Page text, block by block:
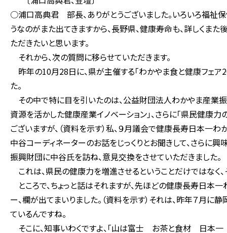
○浦口高典君 部長、ありがとうございました。いろいろ福祉保
うなのがまた出てきますから、長野県、健康寿命も、詳しくま
ただきたいと思います。
それから、次の質問に移らせていただきます。
昨年の10月28日に、県が主催する「わかやま食と健康フェア
た。
その中で特に目を引いたのは、公益財団法人わかやま産業
資源を活かした健康産業イノベーション」、さらに「県民健康
ございますが、（資料を示す）私、９月議会で健康長寿日本
中谷コーディネーターのお話をじっくりとお聞きして、さらに
振興財団に中谷氏を訪ね、意見交換をさせていただきました。
これは、県民の健康力を増進させるということだけではなく
ところで、ちょっと話はそれますが、先ほどの健康長寿日本
ー、欄が出てまいりました。（資料を示す）それは、昨年７月
ているんですね。
そこに、知事いわくですよ、「山は富士 お茶と食材 日本